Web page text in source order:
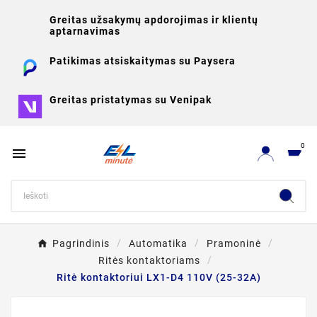
Greitas užsakymų apdorojimas ir klientų
aptarnavimas
Patikimas atsiskaitymas su Paysera
Greitas pristatymas su Venipak
 0
Pagrindinis Automatika
Pramoninė
Ritės kontaktoriams
Ritė kontaktoriui LX1-D4 110V (25-32A)